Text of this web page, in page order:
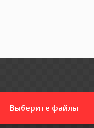
Выберите файлы